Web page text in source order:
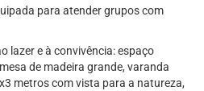
para atender grupos com
lazer e à convivência: espaço
de madeira grande, varanda
metros com vista para a natureza,